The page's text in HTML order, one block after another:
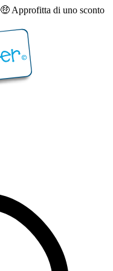
🤑 Approfitta di uno sconto